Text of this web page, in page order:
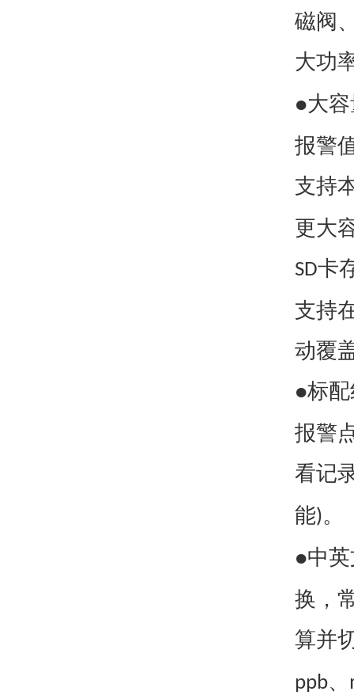
磁阀
大功
●大
报警
支持
更大
SD卡
支持
动覆
●标
报警
看记
能)。
●中
换，
算并
ppb、